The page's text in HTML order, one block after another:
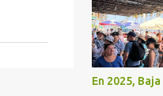
En 2025,